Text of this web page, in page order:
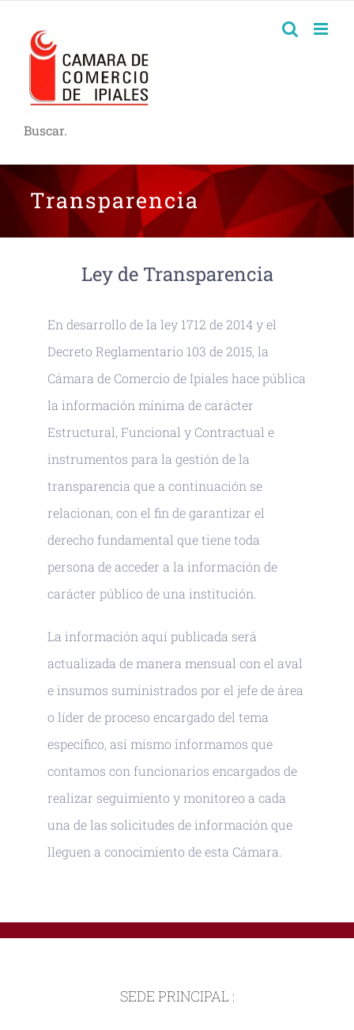
Buscar.
Transparencia
Ley de Transparencia
En desarrollo de la ley 1712 de 2014 y el
Decreto Reglamentario 103 de 2015, la
Cámara de Comercio de Ipiales hace pública
la información mínima de carácter
Estructural, Funcional y Contractual e
instrumentos para la gestión de la
transparencia que a continuación se
relacionan, con el fin de garantizar el
derecho fundamental que tiene toda
persona de acceder a la información de
carácter público de una institución.
La información aquí publicada será
actualizada de manera mensual con el aval
e insumos suministrados por el jefe de área
o líder de proceso encargado del tema
específico, así mismo informamos que
contamos con funcionarios encargados de
realizar seguimiento y monitoreo a cada
una de las solicitudes de información que
lleguen a conocimiento de esta Cámara.
SEDE PRINCIPAL :